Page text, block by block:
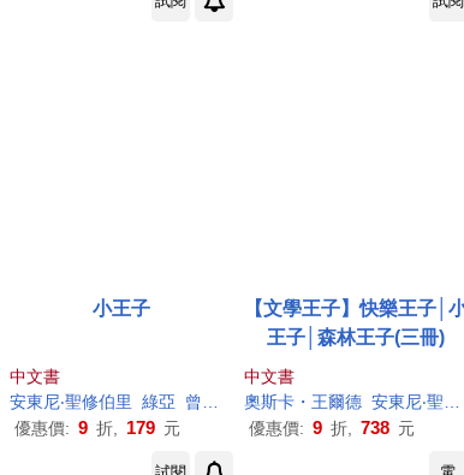
劉宗為
小王子
中文書
安東尼‧聖修伯里 綠亞
曾銘祥
優惠價: 9 折, 179 元
【文學王子】快樂王子│
王子│森林王子(三冊)
中文書
奧斯卡・王爾德 安東尼‧聖修伯里
優惠價: 9 折, 738 元